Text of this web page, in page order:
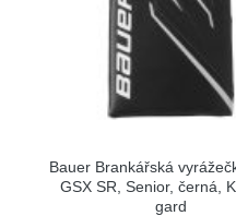
Bauer Brankářská
GSX SR, Senior, černá,
gard